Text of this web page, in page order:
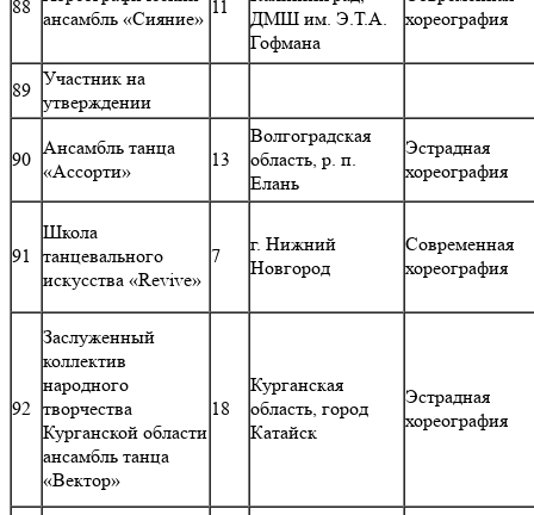
88
ансамбль «Сияние»
11
ДМШ им. Э.Т.А.
Гофмана
хореография
89
Участник на
утверждении
90
Ансамбль танца
«Ассорти»
13
Волгоградская
область, р. п.
Елань
Эстрадная
хореография
91
Школа
танцевального
искусства «Revive»
7
г. Нижний
Новгород
Современная
хореография
92
Заслуженный
коллектив
народного
творчества
Курганской области
ансамбль танца
«Вектор»
18
Курганская
область, город
Катайск
Эстрадная
хореография